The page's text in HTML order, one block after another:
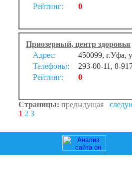
Рейтинг:
0
Приозерный, центр здоровья
Адрес:
450099, г.Уфа,
Телефоны:
293-00-11, 8-
Рейтинг:
0
Страницы: предыдущая
1 2 3